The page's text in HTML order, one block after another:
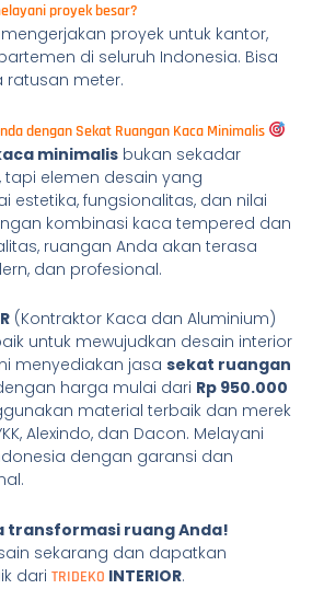
proyek besar?
proyek untuk kantor,
di seluruh Indonesia. Bisa
ratusan meter.
dengan Sekat Ruangan Kaca Minimalis
minimalisbukan sekadar
elemen desain yang
estetika, fungsionalitas, dan nilai
kombinasi kaca tempered dan
ruangan Anda akan terasa
dan profesional.
(Kontraktor Kaca dan Aluminium)
untuk mewujudkan desain interior
menyediakan jasa sekat ruangan
harga mulai dari Rp 950.000
material terbaik dan merek
Alexindo, dan Dacon. Melayani
dengan garansi dan
transformasi ruang Anda!
sekarang dan dapatkan
dari TRIDEKO INTERIOR.